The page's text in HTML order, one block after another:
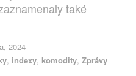
také
2024
, indexy, komodity, Zprávy